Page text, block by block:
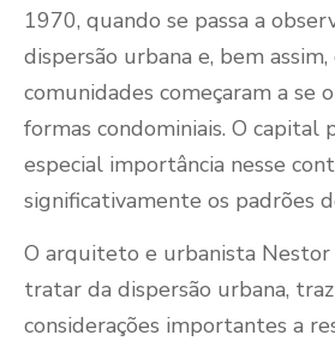
1970, quando se passa a
dispersão urbana e, bem
comunidades começaram a se
formas condominiais. O capital
especial importância nesse
significativamente os padrões
O arquiteto e urbanista Nestor
tratar da dispersão urbana,
considerações importantes a